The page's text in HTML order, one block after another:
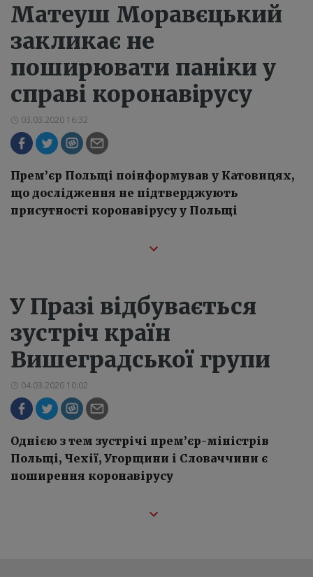
Матеуш Моравєцький
закликає не
поширювати паніки у
справі коронавірусу
03.03.2020 16:32
Прем’єр Польщі поінформував у Катовицях,
що дослідження не підтверджують
присутності коронавірусу у Польщі
У Празі відбувається
зустріч країн
Вишеградської групи
04.03.2020 10:02
Однією з тем зустрічі прем’єр-міністрів
Польщі, Чехії, Угорщини і Словаччини є
поширення коронавірусу